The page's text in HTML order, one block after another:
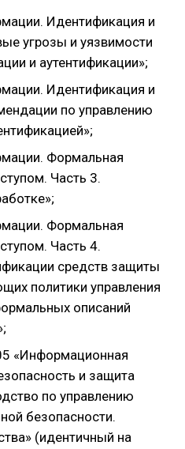
Идентификация и
угрозы и уязвимости
и аутентификации»;
Идентификация и
по управлению
Формальная
Часть 3.
Формальная
Часть 4.
средств защиты
политики управления
описаний
«Информационная
и защита
по управлению
безопасности.
(идентичный на